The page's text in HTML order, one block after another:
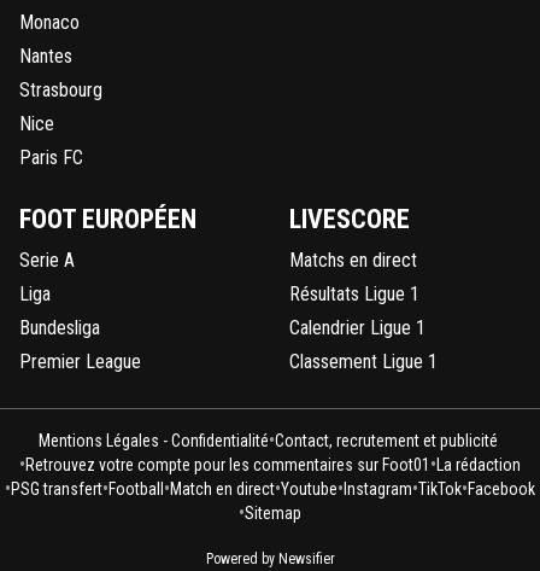
Monaco
Nantes
Strasbourg
Nice
Paris FC
FOOT EUROPÉEN
Serie A
Liga
Bundesliga
Premier League
LIVESCORE
Matchs en direct
Résultats Ligue 1
Calendrier Ligue 1
Classement Ligue 1
Mentions Légales - Confidentialité•Contact, recrutement et publicité
•Retrouvez votre compte pour les commentaires sur Foot01 • La rédaction
•PSG transfert•Football •Match en direct•Youtube• Instagram•TikTok•Facebook
•Sitemap
Powered by Newsifier